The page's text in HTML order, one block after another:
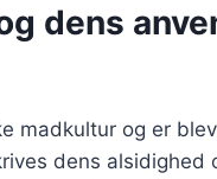
dens
madkultur og er
dens alsidighed